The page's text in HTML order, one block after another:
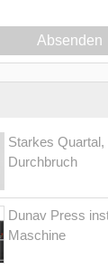
Absenden
Starkes
Durchbruch
Dunav Press
Maschine